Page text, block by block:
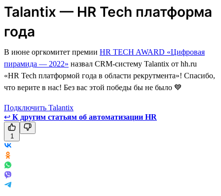
Talantix — HR Tech платформа
года
В июне оргкомитет премии HR TECH AWARD «Цифровая
пирамида — 2022» назвал CRM-систему Talantix от hh.ru
«HR Tech платформой года в области рекрутмента»! Спасибо,
что верите в нас! Без вас этой победы бы не было 💙
Подключить Talantix
↩ К другим статьям об автоматизации HR
1